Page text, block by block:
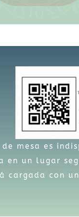
mesa es
en un lugar
cargada